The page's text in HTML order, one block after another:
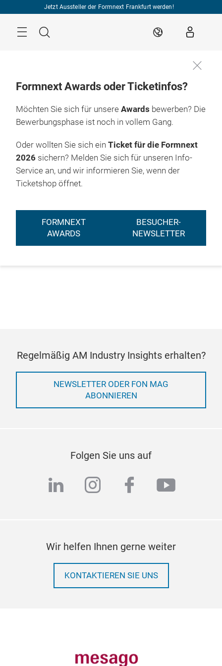
Jetzt Aussteller der Formnext Frankfurt werden!
Suche DE
Formnext Awards oder Ticketinfos?
Möchten Sie sich für unsere Awards bewerben? Die
Bewerbungsphase ist noch in vollem Gang.
Oder wollten Sie sich ein Ticket für die Formnext
2026 sichern? Melden Sie sich für unseren Info-
Service an, und wir informieren Sie, wenn der
Ticketshop öffnet.
FORMNEXT
AWARDS
BESUCHER-
NEWSLETTER
Regelmäßig AM Industry Insights erhalten?
NEWSLETTER ODER FON MAG
ABONNIEREN
Folgen Sie uns auf
linkedininstagram
facebook
Wir helfen Ihnen gerne weiter
KONTAKTIEREN SIE UNS